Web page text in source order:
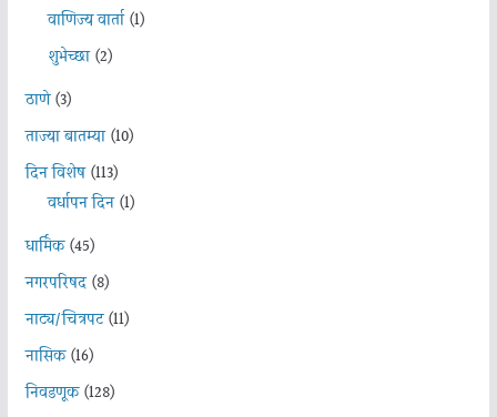
वाणिज्य वार्ता(1)
शुभेच्छा(2)
ठाणे(3)
ताज्या बातम्या(10)
दिन विशेष(113)
वर्धापन दिन(1)
धार्मिक(45)
नगरपरिषद(8)
नाट्य/चित्रपट(11)
नासिक(16)
निवडणूक(128)